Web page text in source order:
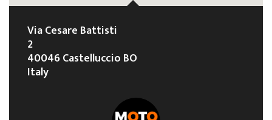
Via Cesare Battisti
2
40046 Castelluccio BO
Italy